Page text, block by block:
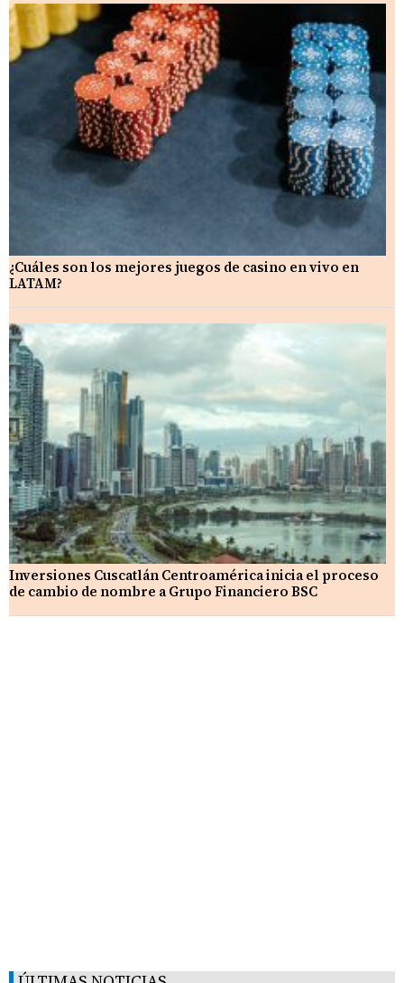
¿Cuáles son los mejores juegos de casino en vivo en
LATAM?
Inversiones Cuscatlán Centroamérica inicia el proceso
de cambio de nombre a Grupo Financiero BSC